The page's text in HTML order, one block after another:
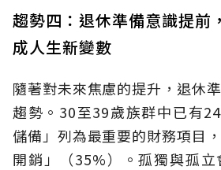
趨勢四：退休準備意識提前
成人生新變數
隨著對未來焦慮的提升，退休
趨勢。30至39歲族群中已有
儲備」列為最重要的財務項目
開銷」（35%）。孤獨與孤